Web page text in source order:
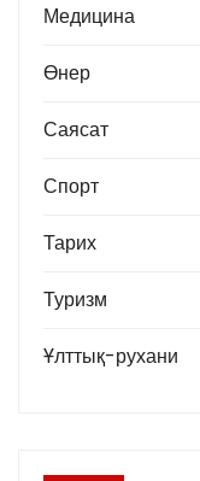
Медицина
Өнер
Саясат
Спорт
Тарих
Туризм
Ұлттық-рухани